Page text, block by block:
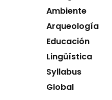
Ambiente
Arqueología
Educación
Lingüística
Syllabus
Global